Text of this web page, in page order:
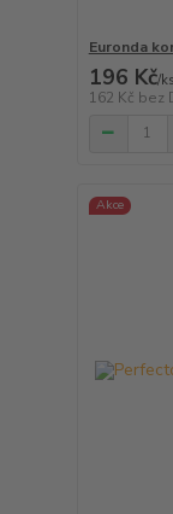
Euronda
196 Kč/ks
162 Kč bez
Akce